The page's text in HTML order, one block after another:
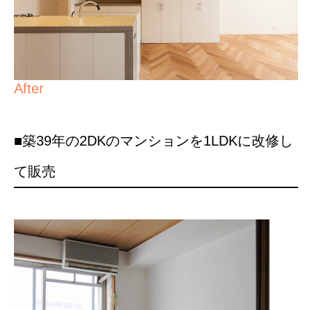
After
■築39年の2DKのマンションを1LDKに改修し
て販売